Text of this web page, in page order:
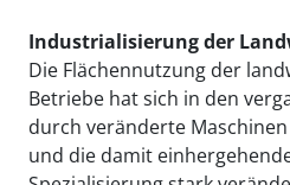
Industrialisierung der
Die Flächennutzung der
Betriebe hat sich in den
durch veränderte
und die damit